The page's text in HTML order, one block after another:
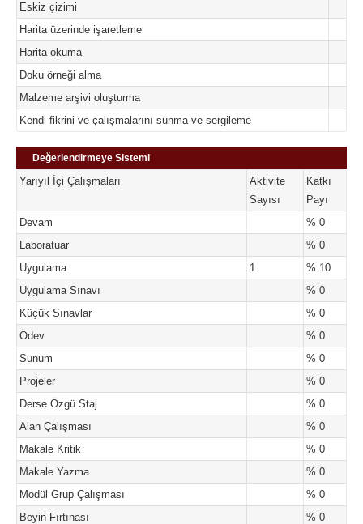
Eskiz çizimi
Harita üzerinde işaretleme
Harita okuma
Doku örneği alma
Malzeme arşivi oluşturma
Kendi fikrini ve çalışmalarını sunma ve sergileme
Değerlendirmeye Sistemi
Yarıyıl İçi Çalışmaları
Aktivite
Sayısı
Katkı
Payı
Devam
% 0
Laboratuar
% 0
Uygulama
1
% 10
Uygulama Sınavı
% 0
Küçük Sınavlar
% 0
Ödev
% 0
Sunum
% 0
Projeler
% 0
Derse Özgü Staj
% 0
Alan Çalışması
% 0
Makale Kritik
% 0
Makale Yazma
% 0
Modül Grup Çalışması
% 0
Beyin Fırtınası
% 0